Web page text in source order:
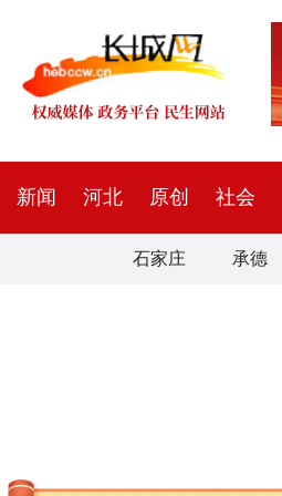
新闻 河北 原创 社会
石家庄 承德